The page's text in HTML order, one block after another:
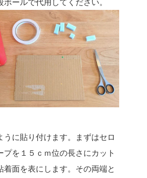
ボールで代用してください。
うに貼り付けます。まずはセロ
プを１５ｃｍ位の長さにカット
着面を表にします。その両端と